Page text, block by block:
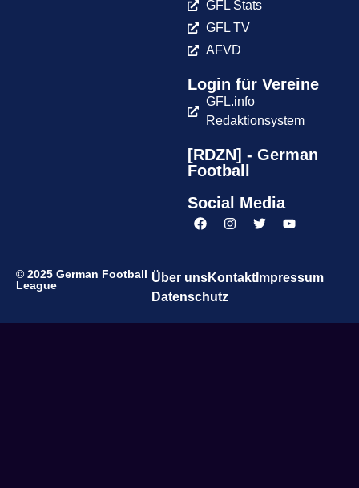
GFL Stats
GFL TV
AFVD
Login für Vereine
GFL.info
Redaktionsystem
[RDZN] - German
Football
Social Media
© 2025 German Football
League
Über unsKontaktImpressum
Datenschutz